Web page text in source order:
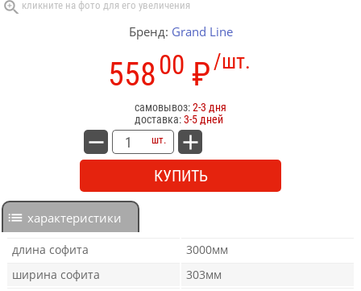
Бренд: Grand Line
/шт.
55800 ₽
самовывоз:2-3 дня
доставка:3-5 дней
шт.
КУПИТЬ
характеристики
длина софита
3000мм
ширина софита
303мм